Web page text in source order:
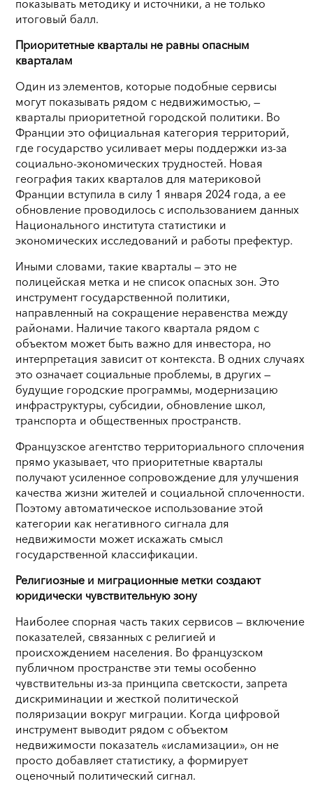
показывать методику и источники, а не только
итоговый балл.
Приоритетные кварталы не равны опасным
кварталам
Один из элементов, которые подобные сервисы
могут показывать рядом с недвижимостью, —
кварталы приоритетной городской политики. Во
Франции это официальная категория территорий,
где государство усиливает меры поддержки из-за
социально-экономических трудностей. Новая
география таких кварталов для материковой
Франции вступила в силу 1 января 2024 года, а ее
обновление проводилось с использованием данных
Национального института статистики и
экономических исследований и работы префектур.
Иными словами, такие кварталы — это не
полицейская метка и не список опасных зон. Это
инструмент государственной политики,
направленный на сокращение неравенства между
районами. Наличие такого квартала рядом с
объектом может быть важно для инвестора, но
интерпретация зависит от контекста. В одних случаях
это означает социальные проблемы, в других —
будущие городские программы, модернизацию
инфраструктуры, субсидии, обновление школ,
транспорта и общественных пространств.
Французское агентство территориального сплочения
прямо указывает, что приоритетные кварталы
получают усиленное сопровождение для улучшения
качества жизни жителей и социальной сплоченности.
Поэтому автоматическое использование этой
категории как негативного сигнала для
недвижимости может искажать смысл
государственной классификации.
Религиозные и миграционные метки создают
юридически чувствительную зону
Наиболее спорная часть таких сервисов — включение
показателей, связанных с религией и
происхождением населения. Во французском
публичном пространстве эти темы особенно
чувствительны из-за принципа светскости, запрета
дискриминации и жесткой политической
поляризации вокруг миграции. Когда цифровой
инструмент выводит рядом с объектом
недвижимости показатель «исламизации», он не
просто добавляет статистику, а формирует
оценочный политический сигнал.